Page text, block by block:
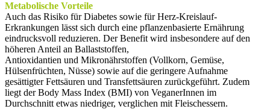
Metabolische Vorteile
Auch das Risiko für Diabetes sowie für Herz-Kreislauf-
Erkrankungen lässt sich durch eine pflanzenbasierte Ernährung
eindrucksvoll reduzieren. Der Benefit wird insbesondere auf den
höheren Anteil an Ballaststoffen,
Antioxidantien und Mikronährstoffen (Vollkorn, Gemüse,
Hülsenfrüchten, Nüsse) sowie auf die geringere Aufnahme
gesättigter Fettsäuren und Transfettsäuren zurückgeführt. Zudem
liegt der Body Mass Index (BMI) von VeganerInnen im
Durchschnitt etwas niedriger, verglichen mit Fleischessern.